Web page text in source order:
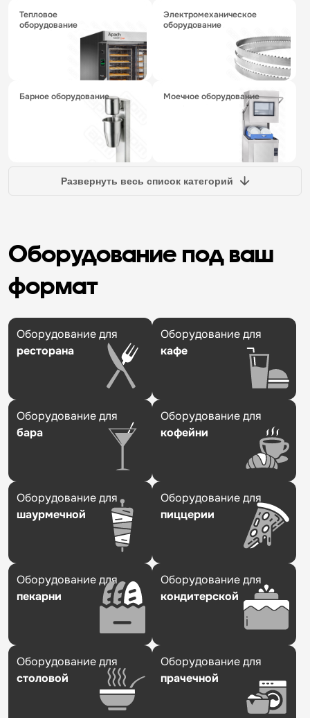
тепловое
оборудование
электромеханическое
оборудование
барное оборудование моечное оборудование
Развернуть весь список категорий
Оборудование под ваш
формат
Оборудование для
ресторана
Оборудование для
кафе
Оборудование для
бара
Оборудование для
кофейни
Оборудование для
шаурмечной
Оборудование для
пиццерии
Оборудование для
пекарни
Оборудование для
кондитерской
Оборудование для
столовой
Оборудование для
прачечной